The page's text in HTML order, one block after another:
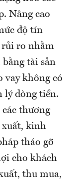
Nâng cao
độ tín
rủi ro nhằm
bằng tài sản
vay không có
lý dòng tiền.
thương
xuất, kinh
tháo gỡ
cho khách
thu mua,